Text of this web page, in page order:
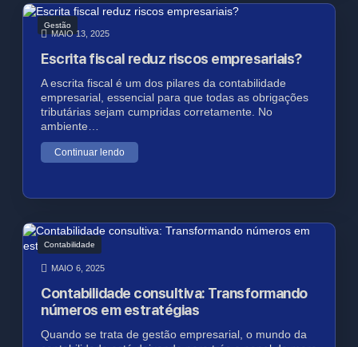
Gestão
MAIO 13, 2025
Escrita fiscal reduz riscos empresariais?
A escrita fiscal é um dos pilares da contabilidade
empresarial, essencial para que todas as obrigações
tributárias sejam cumpridas corretamente. No
ambiente…
Continuar lendo
Contabilidade
MAIO 6, 2025
Contabilidade consultiva: Transformando
números em estratégias
Quando se trata de gestão empresarial, o mundo da